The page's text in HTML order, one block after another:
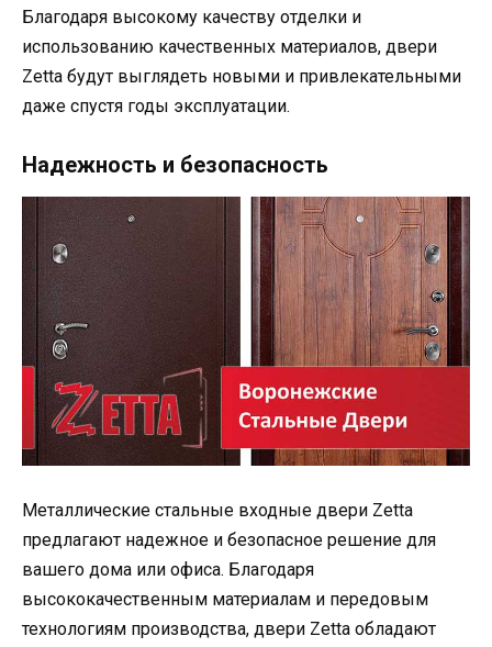
Благодаря высокому качеству отделки и
использованию качественных материалов, двери
Zetta будут выглядеть новыми и привлекательными
даже спустя годы эксплуатации.
Надежность и безопасность
Металлические стальные входные двери Zetta
предлагают надежное и безопасное решение для
вашего дома или офиса. Благодаря
высококачественным материалам и передовым
технологиям производства, двери Zetta обладают